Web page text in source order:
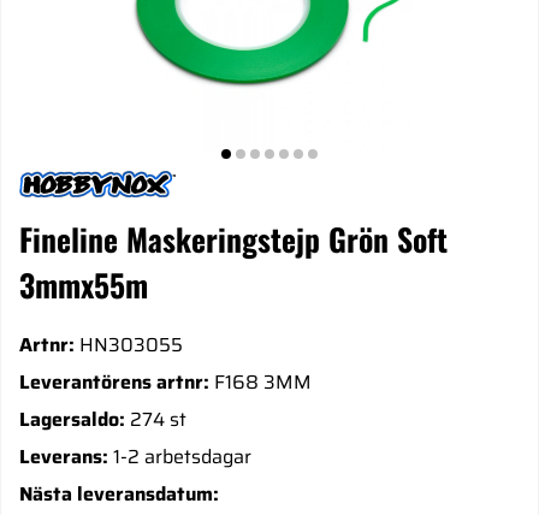
Fineline Maskeringstejp Grön Soft
3mmx55m
Artnr: HN303055
Leverantörens artnr: F168 3MM
Lagersaldo: 274 st
Leverans: 1-2 arbetsdagar
Nästa leveransdatum: